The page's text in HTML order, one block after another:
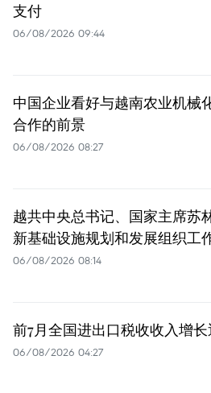
支付
06/08/2026 09:44
中国企业看好与越南农业机械
合作的前景
06/08/2026 08:27
越共中央总书记、国家主席苏
新基础设施规划和发展组织工
06/08/2026 08:14
前7月全国进出口税收收入增长
06/08/2026 04:27